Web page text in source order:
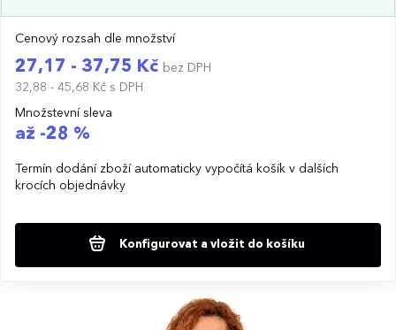
Cenový rozsah dle množství
27,17 - 37,75 Kč bez DPH
32,88 - 45,68 Kč s DPH
Množstevní sleva
až -28 %
Termín dodání zboží automaticky vypočítá košík v dalších
krocích objednávky
Konfigurovat a vložit do košíku